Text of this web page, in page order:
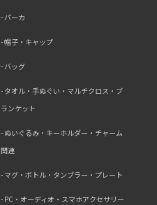
パーカ
帽子・キャップ
バッグ
タオル・手ぬぐい・マルチクロス・ブ
ランケット
ぬいぐるみ・キーホルダー・チャーム
関連
マグ・ボトル・タンブラー・プレート
PC・オーディオ・スマホアクセサリー